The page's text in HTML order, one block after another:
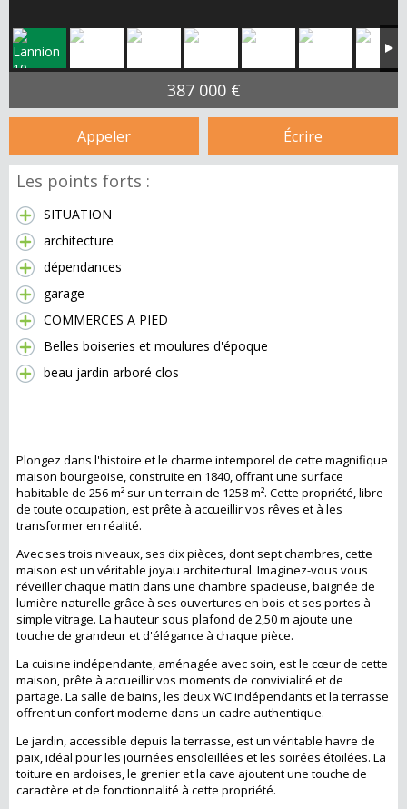
387 000 €
Appeler Écrire
Les points forts :
SITUATION
architecture
dépendances
garage
COMMERCES A PIED
Belles boiseries et moulures d'époque
beau jardin arboré clos
Plongez dans l'histoire et le charme intemporel de cette magnifique
maison bourgeoise, construite en 1840, offrant une surface
habitable de 256 m² sur un terrain de 1258 m². Cette propriété, libre
de toute occupation, est prête à accueillir vos rêves et à les
transformer en réalité.
Avec ses trois niveaux, ses dix pièces, dont sept chambres, cette
maison est un véritable joyau architectural. Imaginez-vous vous
réveiller chaque matin dans une chambre spacieuse, baignée de
lumière naturelle grâce à ses ouvertures en bois et ses portes à
simple vitrage. La hauteur sous plafond de 2,50 m ajoute une
touche de grandeur et d'élégance à chaque pièce.
La cuisine indépendante, aménagée avec soin, est le cœur de cette
maison, prête à accueillir vos moments de convivialité et de
partage. La salle de bains, les deux WC indépendants et la terrasse
offrent un confort moderne dans un cadre authentique.
Le jardin, accessible depuis la terrasse, est un véritable havre de
paix, idéal pour les journées ensoleillées et les soirées étoilées. La
toiture en ardoises, le grenier et la cave ajoutent une touche de
caractère et de fonctionnalité à cette propriété.